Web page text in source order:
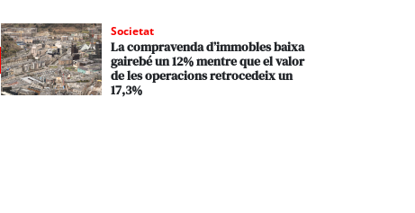
Societat
La compravenda d’immobles baixa
gairebé un 12% mentre que el valor
de les operacions retrocedeix un
17,3%